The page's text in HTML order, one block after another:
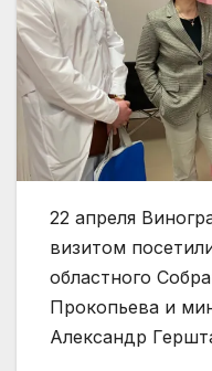
22 апреля
визитом
областного
Прокопьева и
Александр